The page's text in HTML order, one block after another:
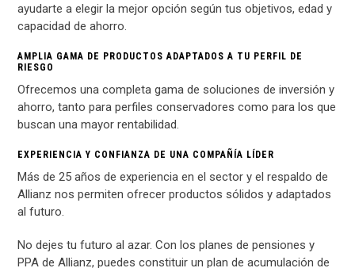
ayudarte a elegir la mejor opción según tus objetivos, edad y
capacidad de ahorro.
AMPLIA GAMA DE PRODUCTOS ADAPTADOS A TU PERFIL DE
RIESGO
Ofrecemos una completa gama de soluciones de inversión y
ahorro, tanto para perfiles conservadores como para los que
buscan una mayor rentabilidad.
EXPERIENCIA Y CONFIANZA DE UNA COMPAÑÍA LÍDER
Más de 25 años de experiencia en el sector y el respaldo de
Allianz nos permiten ofrecer productos sólidos y adaptados
al futuro.
No dejes tu futuro al azar. Con los planes de pensiones y
PPA de Allianz, puedes constituir un plan de acumulación de